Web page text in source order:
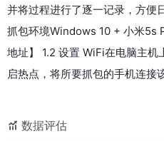
并将过程进行了逐一记录，方便
抓包环境Windows 10 + 小米5s
地址】 1.2 设置 WiFi在电脑主
启热点，将所要抓包的手机连接
数据评估